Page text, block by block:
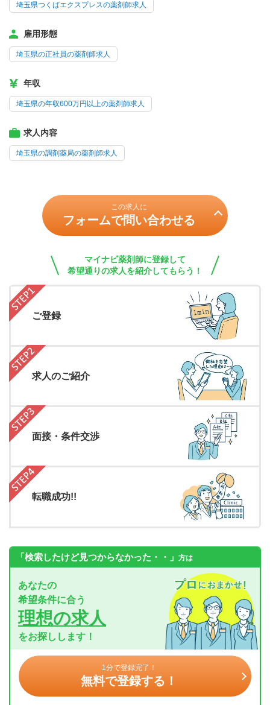
埼玉県つくばエクスプレスの薬剤師求人
雇用形態
埼玉県の正社員の薬剤師求人
年収
埼玉県の年収600万円以上の薬剤師求人
求人内容
埼玉県の調剤薬局の薬剤師求人
この求人に
フォームで問い合わせる
マイナビ薬剤師に登録して
希望通りの求人を紹介してもらう！
ご登録
求人のご紹介
面接・条件交渉
転職成功!!
「検索したけど見つからなかった・・」 方は
あなたの
希望条件に合う
理想の求人
をお探しします！
1分で登録完了！
無料で登録する！